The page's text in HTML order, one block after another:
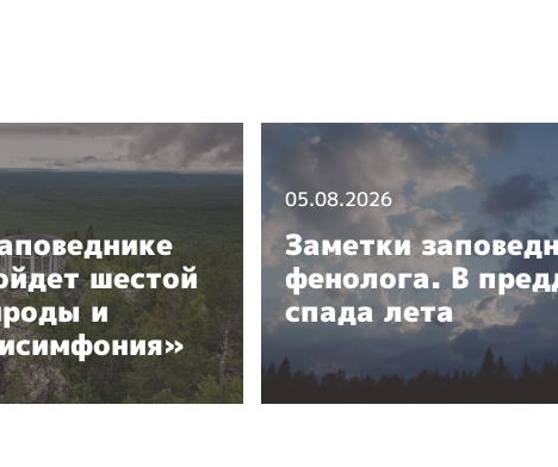
шестой
и
05.08.2026
Заметки
фенолога. В
спада лета